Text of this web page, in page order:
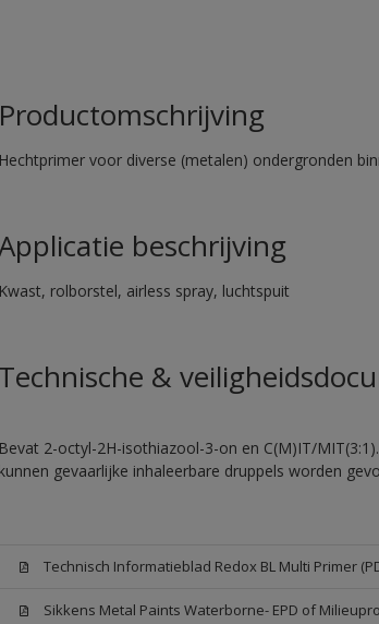
Productomschrijving
Hechtprimer voor diverse (metalen) ondergronden
beschrijving
Kwast, rolborstel, airless spray, luchtspuit
Technische &
Bevat 2-octyl-2H-isothiazool-3-on en C(M)IT/
kunnen gevaarlijke inhaleerbare druppels worden
Technisch Informatieblad Redox BL Multi Primer
Sikkens Metal Paints Waterborne- EPD of